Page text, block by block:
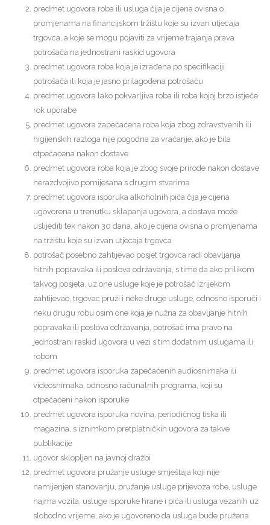
predmet ugovora roba ili usluga čija je cijena ovisna o
promjenama na financijskom tržištu koje su izvan utjecaja
trgovca, a koje se mogu pojaviti za vrijeme trajanja prava
potrošača na jednostrani raskid ugovora
predmet ugovora roba koja je izrađena po specifikaciji
potrošača ili koja je jasno prilagođena potrošaču
predmet ugovora lako pokvarljiva roba ili roba kojoj brzo istječe
rok uporabe
predmet ugovora zapečaćena roba koja zbog zdravstvenih ili
higijenskih razloga nije pogodna za vraćanje, ako je bila
otpečaćena nakon dostave
predmet ugovora roba koja je zbog svoje prirode nakon dostave
nerazdvojivo pomiješana s drugim stvarima
predmet ugovora isporuka alkoholnih pića čija je cijena
ugovorena u trenutku sklapanja ugovora, a dostava može
uslijediti tek nakon 30 dana, ako je cijena ovisna o promjenama
na tržištu koje su izvan utjecaja trgovca
potrošač posebno zahtijevao posjet trgovca radi obavljanja
hitnih popravaka ili poslova održavanja, s time da ako prilikom
takvog posjeta, uz one usluge koje je potrošač izrijekom
zahtijevao, trgovac pruži i neke druge usluge, odnosno isporuči i
neku drugu robu osim one koja je nužna za obavljanje hitnih
popravaka ili poslova održavanja, potrošač ima pravo na
jednostrani raskid ugovora u vezi s tim dodatnim uslugama ili
robom
predmet ugovora isporuka zapečaćenih audiosnimaka ili
videosnimaka, odnosno računalnih programa, koji su
otpečaćeni nakon isporuke
predmet ugovora isporuka novina, periodičnog tiska ili
magazina, s iznimkom pretplatničkih ugovora za takve
publikacije
ugovor sklopljen na javnoj dražbi
predmet ugovora pružanje usluge smještaja koji nije
namijenjen stanovanju, pružanje usluge prijevoza robe, usluge
najma vozila, usluge isporuke hrane i pića ili usluga vezanih uz
slobodno vrijeme, ako je ugovoreno da usluga bude pružena